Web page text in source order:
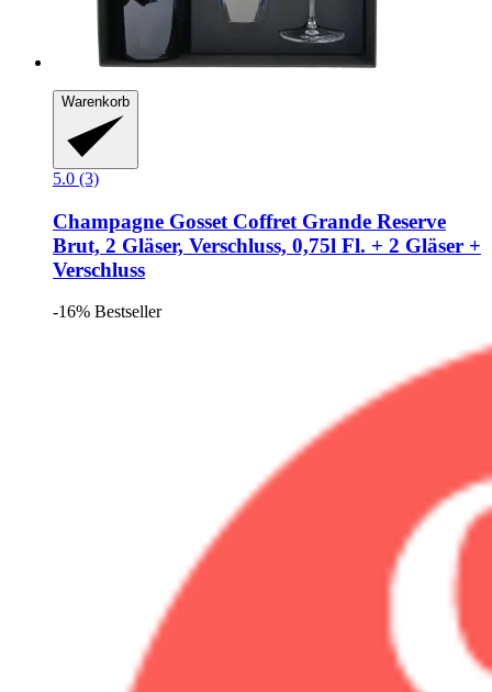
Warenkorb
5.0 (3)
Champagne Gosset Coffret Grande Reserve
Brut, 2 Gläser, Verschluss, 0,75l Fl. + 2 Gläser +
Verschluss
-16% Bestseller